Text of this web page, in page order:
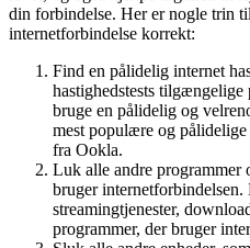
din forbindelse. Her er nogle trin
internetforbindelse korrekt:
Find en pålidelig internet
hastighedstests
bruge en pålidelig og
mest populære og pålidelige
fra Ookla.
Luk alle andre programmer
bruger
streamingtjenester,
programmer, der bruger